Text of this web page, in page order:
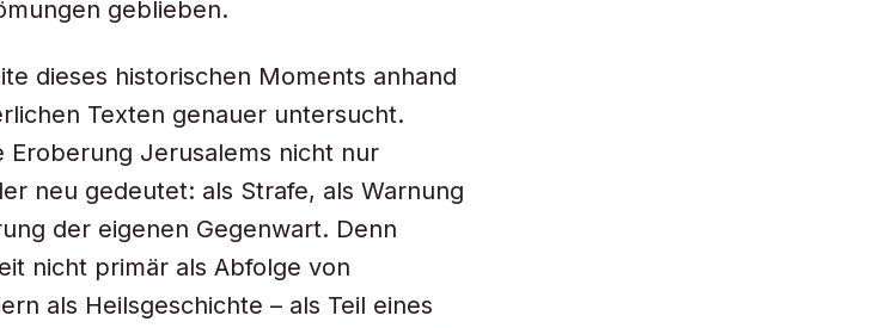
geblieben.
dieses historischen Moments anhand
Texten genauer untersucht.
Jerusalems nicht nur
neu gedeutet: als Strafe, als Warnung
der eigenen Gegenwart. Denn
nicht primär als Abfolge von
als Heilsgeschichte – als Teil eines